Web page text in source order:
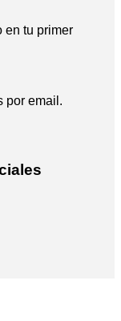
en tu primer
por email.